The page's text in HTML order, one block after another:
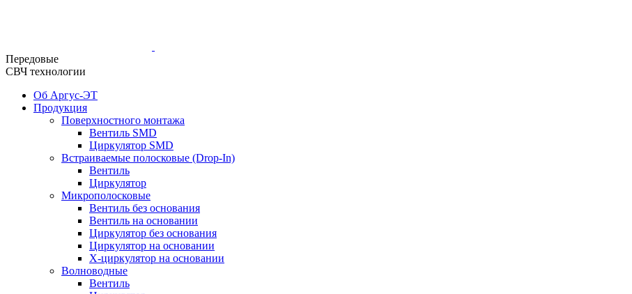
Передовые
СВЧ технологии
Об Аргус-ЭТ
Продукция
Поверхностного монтажа
Вентиль SMD
Циркулятор SMD
Встраиваемые полосковые (Drop-In)
Вентиль
Циркулятор
Микрополосковые
Вентиль без основания
Вентиль на основании
Циркулятор без основания
Циркулятор на основании
Х-циркулятор на основании
Волноводные
Вентиль